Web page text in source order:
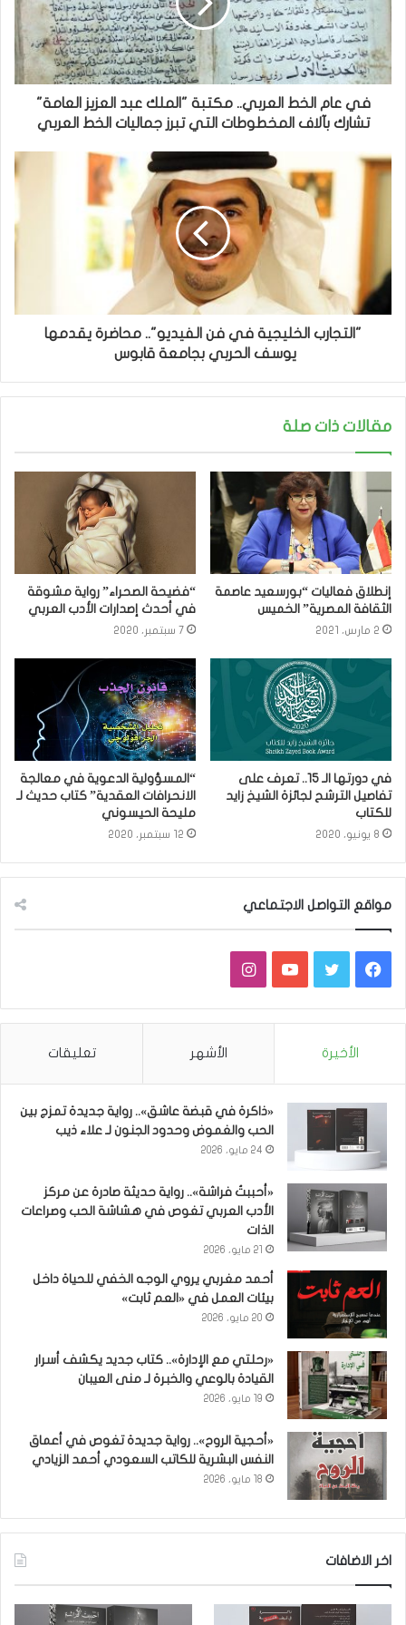
في عام الخط العربي.. مكتبة "الملك عبد العزيز العامة"
تشارك بآلاف المخطوطات التي تبرز جماليات الخط العربي
"التجارب الخليجية في فن الفيديو".. محاضرة يقدمها
يوسف الحربي بجامعة قابوس
مقالات ذات صلة
إنطلاق فعاليات “بورسعيد عاصمة
الثقافة المصرية” الخميس
2 مارس، 2021
“فضيحة الصحراء” رواية مشوقة
في أحدث إصدارات الأدب العربي
7 سبتمبر، 2020
في دورتها الـ 15.. تعرف على
تفاصيل الترشح لجائزة الشيخ زايد
للكتاب
8 يونيو، 2020
“المسؤولية الدعوية في معالجة
الانحرافات العقدية” كتاب حديث لـ
مليحة الحيسوني
12 سبتمبر، 2020
مواقع التواصل الاجتماعي
فيسبوكتويتر يوتيوبانستقرام
الأخيرة الأشهر تعليقات
«ذاكرة في قبضة عاشق».. رواية جديدة تمزج بين
الحب والغموض وحدود الجنون لـ علاء ذيب
24 مايو، 2026
«أحببتُ فراشة».. رواية حديثة صادرة عن مركز
الأدب العربي تغوص في هشاشة الحب وصراعات
الذات
21 مايو، 2026
أحمد مغربي يروي الوجه الخفي للحياة داخل
بيئات العمل في «العم ثابت»
20 مايو، 2026
«رحلتي مع الإدارة».. كتاب جديد يكشف أسرار
القيادة بالوعي والخبرة لـ منى العيبان
19 مايو، 2026
«أحجية الروح».. رواية جديدة تغوص في أعماق
النفس البشرية للكاتب السعودي أحمد الزيادي
18 مايو، 2026
اخر الاضافات